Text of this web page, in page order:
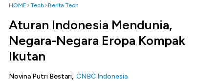
HOME Tech Berita Tech
Aturan Indonesia Mendunia,
Negara-Negara Eropa Kompak
Ikutan
Novina Putri Bestari, CNBC Indonesia